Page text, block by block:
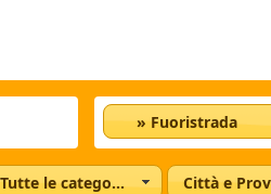
» Fuoristrada
Tutte le categorie Città e